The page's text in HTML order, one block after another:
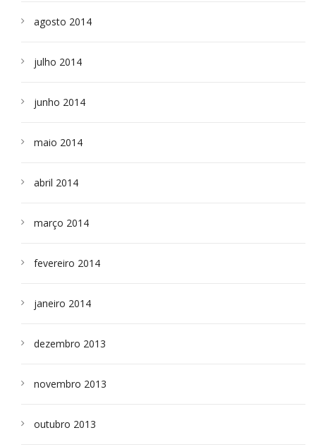
agosto 2014
julho 2014
junho 2014
maio 2014
abril 2014
março 2014
fevereiro 2014
janeiro 2014
dezembro 2013
novembro 2013
outubro 2013